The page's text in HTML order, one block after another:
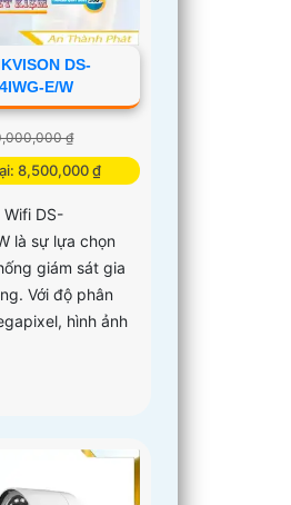
DS-
E/W
₫
8,500,000 ₫
Wifi DS-
là sự lựa chọn
giám sát gia
Với độ phân
hình ảnh